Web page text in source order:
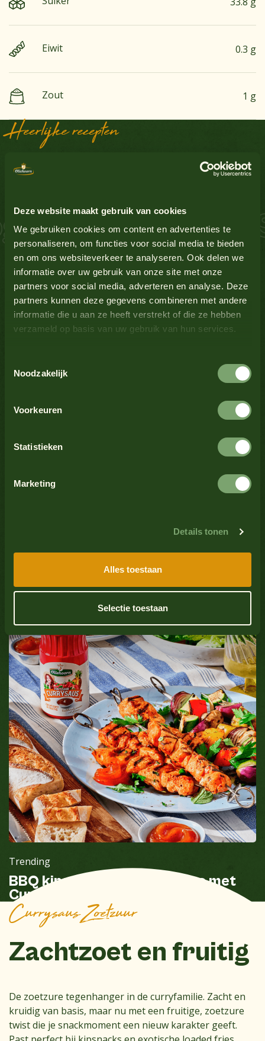
Deze website maakt gebruik van cookies
We gebruiken cookies om content en advertenties te
personaliseren, om functies voor social media te bieden
en om ons websiteverkeer te analyseren. Ook delen we
informatie over uw gebruik van onze site met onze
partners voor social media, adverteren en analyse. Deze
partners kunnen deze gegevens combineren met andere
informatie die u aan ze heeft verstrekt of die ze hebben
verzameld op basis van uw gebruik van hun services.
Noodzakelijk
Voorkeuren
Statistieken
Marketing
Details tonen
Alles toestaan
Selectie toestaan
Eiwit 0.3 g
Zout 1 g
Heerlijke recepten
Sausinspiratie
Zalm Schnitzel
Krokante kipsnack met Currysaus
Trending
BBQ kipspies & groentespies met
Currysaus Zoetzuur
Currysaus Zoetzuur
Zachtzoet en fruitig
De zoetzure tegenhanger in de curryfamilie. Zacht en
kruidig van basis, maar nu met een fruitige, zoetzure
twist die je snackmoment een nieuw karakter geeft.
Glutenbevattende granen
Lupine Nee
Melk Nee
Mosterd
Noten Nee
Schaaldieren Nee
Selderij Nee
Nee
Nee
Bekijk alle producten